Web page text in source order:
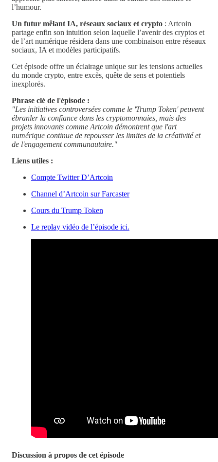
l’humour.
Un futur mêlant IA, réseaux sociaux et crypto : Artcoin
partage enfin son intuition selon laquelle l’avenir des cryptos et
de l’art numérique résidera dans une combinaison entre réseaux
sociaux, IA et modèles participatifs.
Cet épisode offre un éclairage unique sur les tensions actuelles
du monde crypto, entre excès, quête de sens et potentiels
inexplorés.
Phrase clé de l'épisode :
"Les initiatives controversées comme le 'Trump Token' peuvent
ébranler la confiance dans les cryptomonnaies, mais des
projets innovants comme Artcoin démontrent que l'art
numérique continue de repousser les limites de la créativité et
de l'engagement communautaire."
Liens utiles :
Compte Twitter D’Artcoin
Channel d’Artcoin sur Farcaster
Cours du Trump Token
Le replay vidéo de l’épisode ici.
Discussion à propos de cet épisode